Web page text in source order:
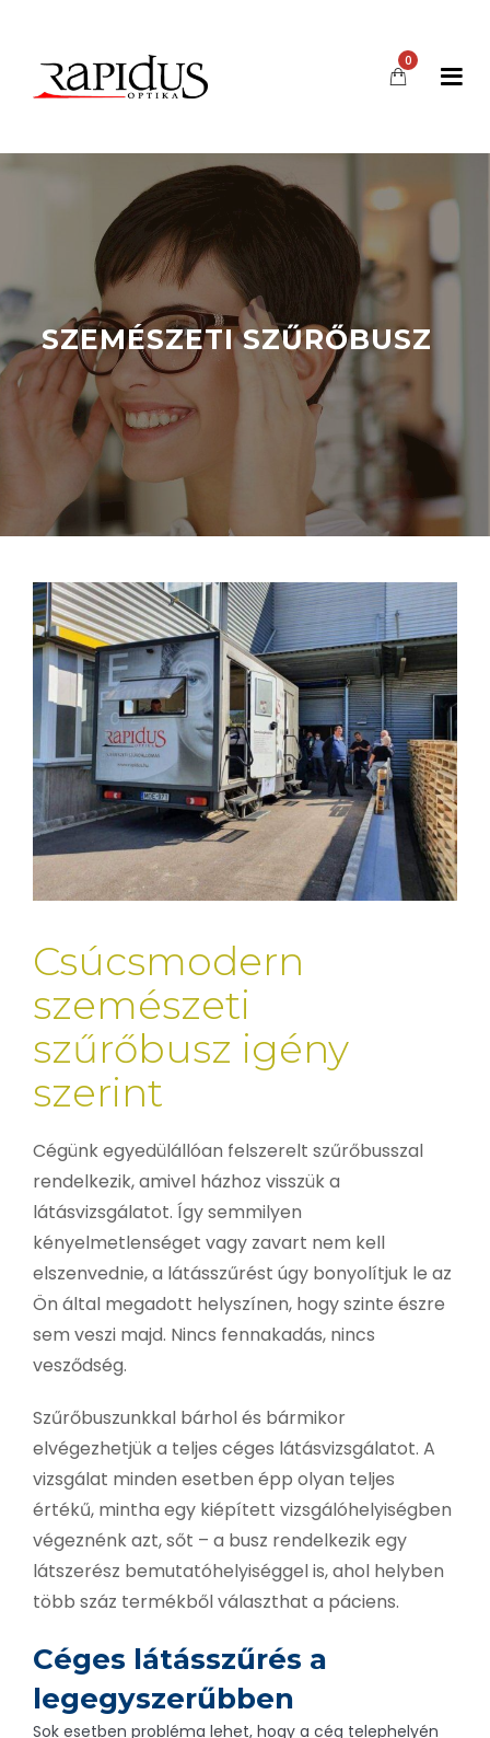
0
SZEMÉSZETI SZŰRŐBUSZ
Csúcsmodern
szemészeti
szűrőbusz igény
szerint
Cégünk egyedülállóan felszerelt szűrőbusszal
rendelkezik, amivel házhoz visszük a
látásvizsgálatot. Így semmilyen
kényelmetlenséget vagy zavart nem kell
elszenvednie, a látásszűrést úgy bonyolítjuk le az
Ön által megadott helyszínen, hogy szinte észre
sem veszi majd. Nincs fennakadás, nincs
vesződség.
Szűrőbuszunkkal bárhol és bármikor
elvégezhetjük a teljes céges látásvizsgálatot. A
vizsgálat minden esetben épp olyan teljes
értékű, mintha egy kiépített vizsgálóhelyiségben
végeznénk azt, sőt – a busz rendelkezik egy
látszerész bemutatóhelyiséggel is, ahol helyben
több száz termékből választhat a páciens.
Céges látásszűrés a
legegyszerűbben
Sok esetben probléma lehet, hogy a cég telephelyén